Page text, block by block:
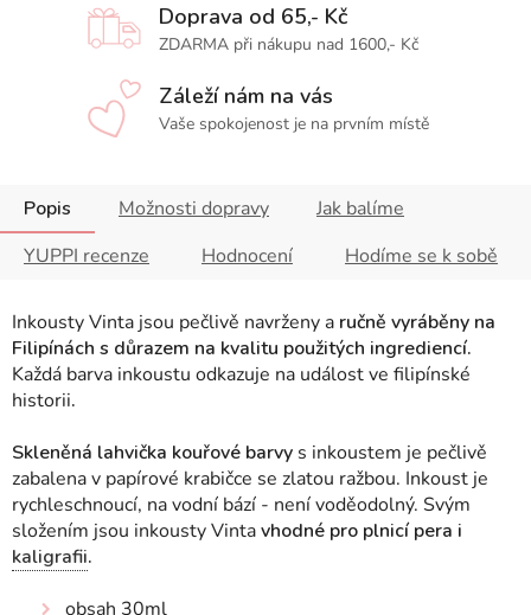
Doprava od 65,- Kč
ZDARMA při nákupu nad 1600,- Kč
Záleží nám na vás
Vaše spokojenost je na prvním místě
Popis Možnosti dopravy
Jak balíme
YUPPI recenze
Hodnocení Hodíme se k sobě
Inkousty Vinta jsou pečlivě navrženy a ručně vyráběny na
Filipínách s důrazem na kvalitu použitých ingrediencí.
Každá barva inkoustu odkazuje na událost ve filipínské
historii.
Skleněná lahvička kouřové barvy s inkoustem je pečlivě
zabalena v papírové krabičce se zlatou ražbou. Inkoust je
rychleschnoucí, na vodní bází - není voděodolný. Svým
složením jsou inkousty Vintavhodné pro plnicí pera i
kaligrafii.
obsah 30ml